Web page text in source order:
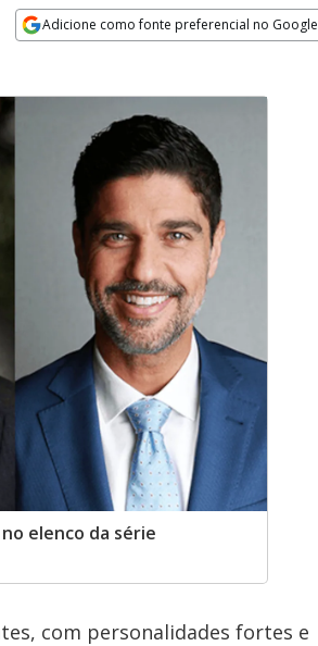
Adicione como fonte preferencial no Google
elenco da série
com personalidades fortes e